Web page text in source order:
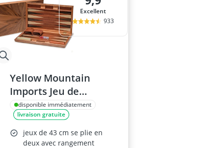
Excellent
933
Yellow Mountain
Imports Jeu de
Backgammon
Cascadia 43 cm
disponible immédiatement
livraison gratuite
jeux de 43 cm se plie en
deux avec rangement